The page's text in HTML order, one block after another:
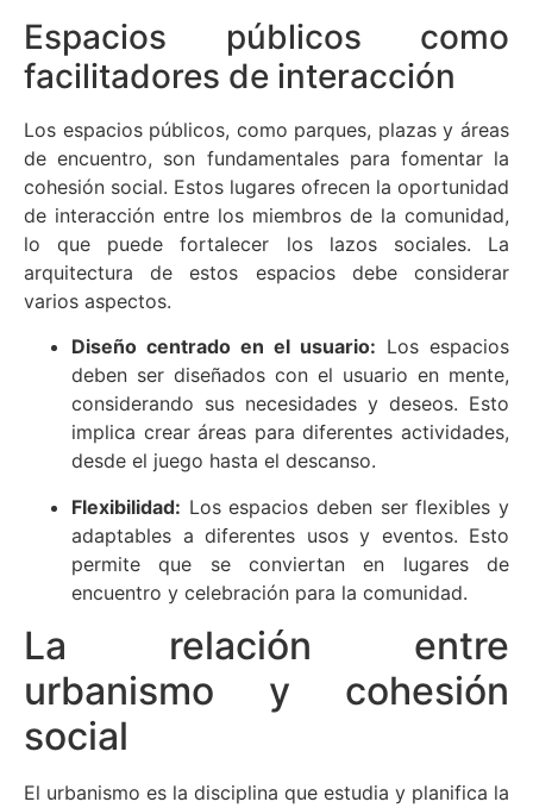
Espacios públicos como
facilitadores de interacción
Los espacios públicos, como parques, plazas y áreas
de encuentro, son fundamentales para fomentar la
cohesión social. Estos lugares ofrecen la oportunidad
de interacción entre los miembros de la comunidad,
lo que puede fortalecer los lazos sociales. La
arquitectura de estos espacios debe considerar
varios aspectos.
Diseño centrado en el usuario: Los espacios
deben ser diseñados con el usuario en mente,
considerando sus necesidades y deseos. Esto
implica crear áreas para diferentes actividades,
desde el juego hasta el descanso.
Flexibilidad: Los espacios deben ser flexibles y
adaptables a diferentes usos y eventos. Esto
permite que se conviertan en lugares de
encuentro y celebración para la comunidad.
La relación entre
urbanismo y cohesión
social
El urbanismo es la disciplina que estudia y planifica la